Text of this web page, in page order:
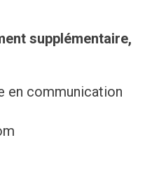
supplémentaire,
en communication